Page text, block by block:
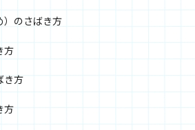
）のさばき方
方
き方
方